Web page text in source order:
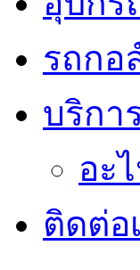
รถกอ
บริกา
อะ
ติดต่อ